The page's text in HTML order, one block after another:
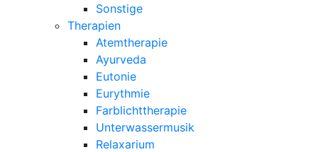
Sonstige
Therapien
Atemtherapie
Ayurveda
Eutonie
Eurythmie
Farblichttherapie
Unterwassermusik
Relaxarium